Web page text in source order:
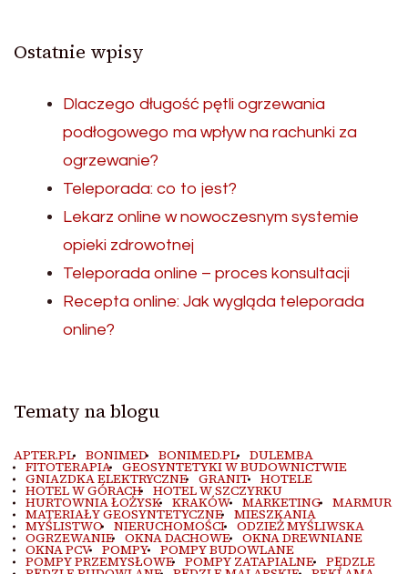
Ostatnie wpisy
Dlaczego długość pętli ogrzewania
podłogowego ma wpływ na rachunki za
ogrzewanie?
Teleporada: co to jest?
Lekarz online w nowoczesnym systemie
opieki zdrowotnej
Teleporada online – proces konsultacji
Recepta online: Jak wygląda teleporada
online?
Tematy na blogu
APTER.PL BONIMED BONIMED.PL DULEMBA
FITOTERAPIA GEOSYNTETYKI W BUDOWNICTWIE
GNIAZDKA ELEKTRYCZNE GRANIT HOTELE
HOTEL W GÓRACH HOTEL W SZCZYRKU
HURTOWNIA ŁOŻYSK KRAKÓW MARKETING MARMUR
MATERIAŁY GEOSYNTETYCZNE MIESZKANIA
MYŚLISTWO NIERUCHOMOŚCI ODZIEŻ MYŚLIWSKA
OGRZEWANIE OKNA DACHOWE OKNA DREWNIANE
OKNA PCV POMPY POMPY BUDOWLANE
POMPY PRZEMYSŁOWE POMPY ZATAPIALNE PĘDZLE